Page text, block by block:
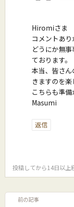
Hiromiさま
コメントあり
どうにか無
ております。
本当、皆さ
きますのを楽
こちらも準備
Masumi
返信
投稿してから14日以上
前の記事